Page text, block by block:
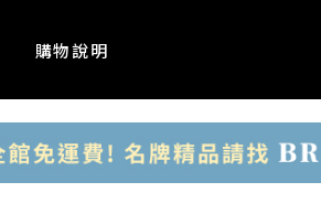
購物說明